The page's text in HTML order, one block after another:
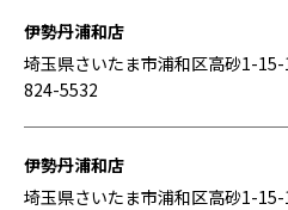
伊勢丹浦和店
埼玉県さいたま市浦和区高砂1-15-
824-5532
伊勢丹浦和店
埼玉県さいたま市浦和区高砂1-15-